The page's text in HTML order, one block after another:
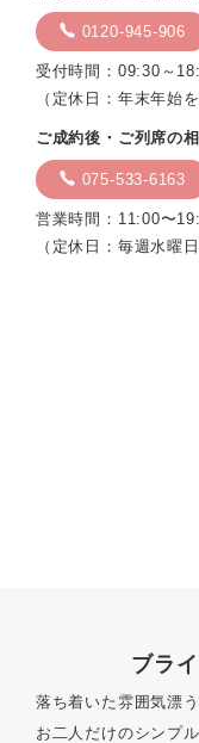
0120-945-906
受付時間：09:30～
（定休日：年末年始
ご成約後・ご列席の
075-533-6163
営業時間：11:00〜
（定休日：毎週水曜
ブラ
落ち着いた雰囲気漂
お二人だけのシンプ